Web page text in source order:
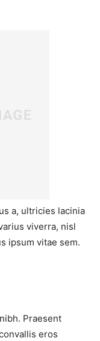
a, ultricies lacinia
viverra, nisl
ipsum vitae sem.
Praesent
eros